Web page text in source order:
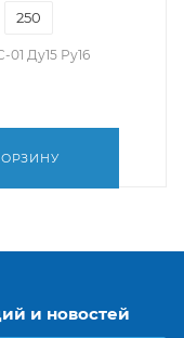
250
01 Ду15 Ру16
и новостей